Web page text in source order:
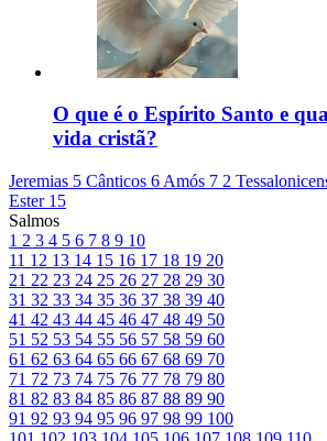
O que é o Espírito Santo e
vida cristã?
Jeremias 5 Cânticos 6 Amós 7 2
Ester 15
Salmos
1 2 3 4 5 6 7 8 9 10
11 12 13 14 15 16 17 18 19 20
21 22 23 24 25 26 27 28 29 30
31 32 33 34 35 36 37 38 39 40
41 42 43 44 45 46 47 48 49 50
51 52 53 54 55 56 57 58 59 60
61 62 63 64 65 66 67 68 69 70
71 72 73 74 75 76 77 78 79 80
81 82 83 84 85 86 87 88 89 90
91 92 93 94 95 96 97 98 99 100